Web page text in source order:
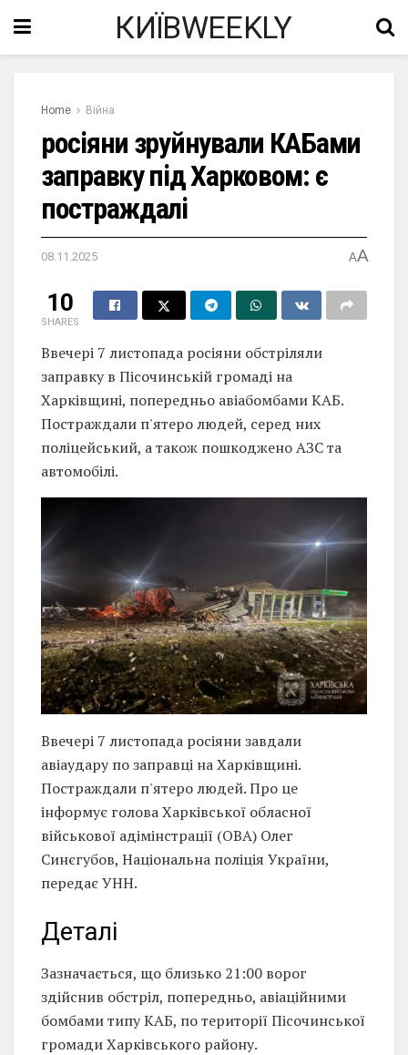
КИЇВWEEKLY
Home Війна
росіяни зруйнували КАБами
заправку під Харковом: є
постраждалі
08.11.2025 AA
10
SHARES
Ввечері 7 листопада росіяни обстріляли
заправку в Пісочинській громаді на
Харківщині, попередньо авіабомбами КАБ.
Постраждали п'ятеро людей, серед них
поліцейський, а також пошкоджено АЗС та
автомобілі.
Ввечері 7 листопада росіяни завдали
авіаудару по заправці на Харківщині.
Постраждали п'ятеро людей. Про це
інформує голова Харківської обласної
військової адімінстрації (ОВА) Олег
Синєгубов, Національна поліція України,
передає УНН.
Деталі
Зазначається, що близько 21:00 ворог
здійснив обстріл, попередньо, авіаційними
бомбами типу КАБ, по території Пісочинської
громади Харківського району.